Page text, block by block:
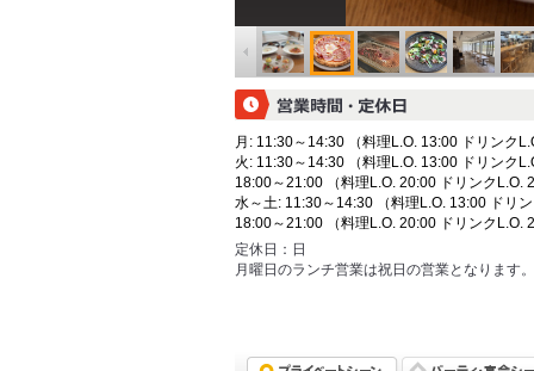
月: 11:30～14:30 （料理L.O. 13:00 ドリンク
火: 11:30～14:30 （料理L.O. 13:00 ドリンク
18:00～21:00 （料理L.O. 20:00 ドリンクL.O.
水～土: 11:30～14:30 （料理L.O. 13:00 ドリ
18:00～21:00 （料理L.O. 20:00 ドリンクL.O.
定休日： 日
月曜日のランチ営業は祝日の営業となります